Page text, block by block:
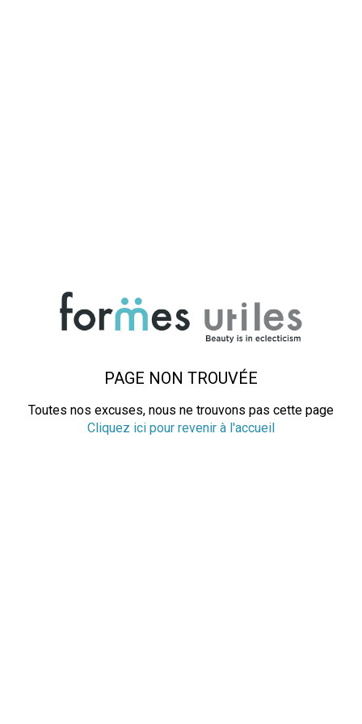
PAGE NON TROUVÉE
Toutes nos excuses, nous ne trouvons pas cette page
Cliquez ici pour revenir à l'accueil